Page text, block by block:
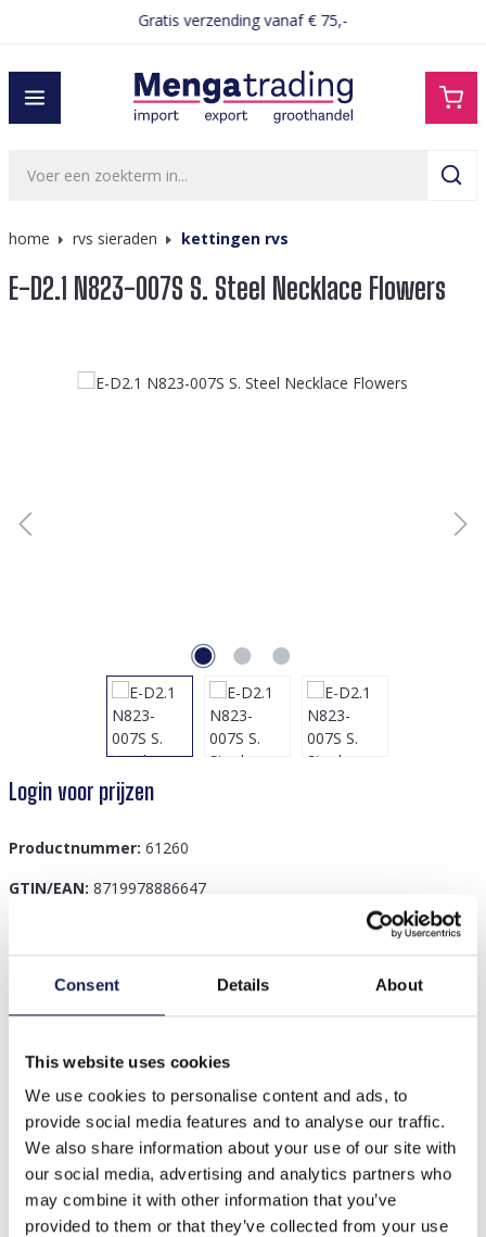
Consent Details About
This website uses cookies
We use cookies to personalise content and ads, to
provide social media features and to analyse our traffic.
We also share information about your use of our site with
our social media, advertising and analytics partners who
may combine it with other information that you’ve
provided to them or that they’ve collected from your use
Gratis verzending vanaf € 75,-
home rvs sieraden kettingen rvs
E-D2.1 N823-007S S. Steel Necklace Flowers
Afbeeldingengalerij overslaan
Login voor prijzen
Productnummer: 61260
GTIN/EAN: 8719978886647
Beschrijving
E-D2.1 N823-007S S. Steel Necklace Flowers
Anderen kochten ook